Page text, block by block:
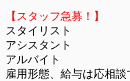
【スタッフ急募！】
スタイリスト
アシスタント
アルバイト
雇用形態、給与は応相談